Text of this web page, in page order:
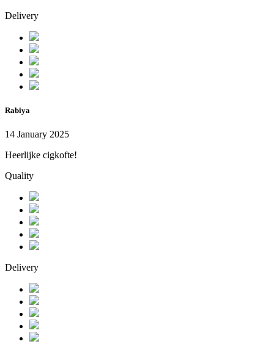
Delivery
Rabiya
14 January 2025
Heerlijke cigkofte!
Quality
Delivery